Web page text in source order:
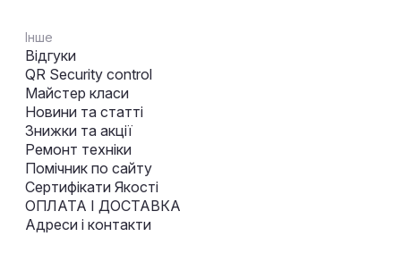
Інше
Відгуки
QR Security control
Майстер класи
Новини та статті
Знижки та акції
Ремонт техніки
Помічник по сайту
Сертифікати Якості
ОПЛАТА І ДОСТАВКА
Адреси і контакти